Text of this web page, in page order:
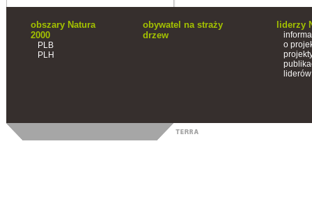
obszary Natura
2000
PLB
PLH
obywatel na straży
drzew
liderzy
o
liderów